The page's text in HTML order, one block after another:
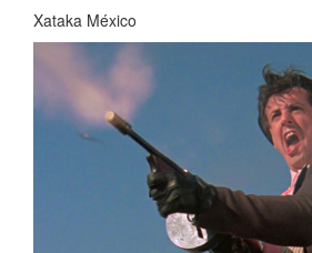
Xataka México